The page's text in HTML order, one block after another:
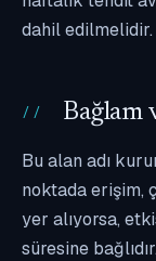
dahil edilmelidir.
Bağlam
Bu alan adı
noktada erişim,
yer alıyorsa,
süresine